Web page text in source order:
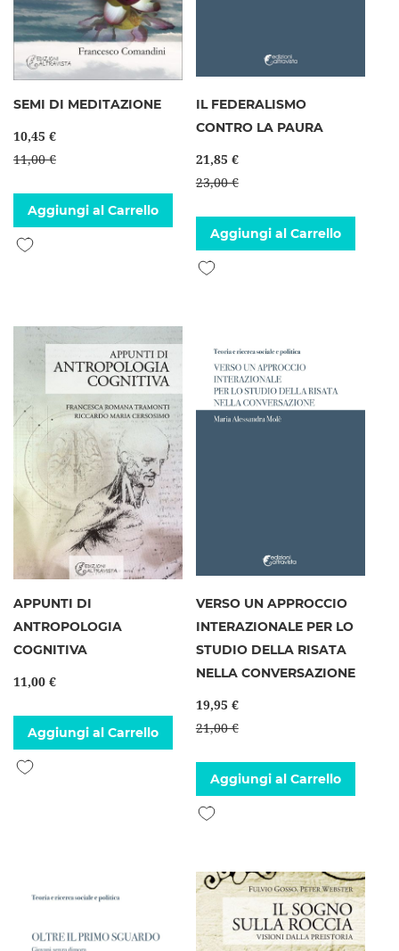
SEMI DI MEDITAZIONE
10,45 €
11,00 €
Aggiungi al Carrello
Aggiungi alla lista desideri
IL FEDERALISMO
CONTRO LA PAURA
21,85 €
23,00 €
Aggiungi al Carrello
Aggiungi alla lista desideri
APPUNTI DI
ANTROPOLOGIA
COGNITIVA
11,00 €
Aggiungi al Carrello
Aggiungi alla lista desideri
VERSO UN APPROCCIO
INTERAZIONALE PER LO
STUDIO DELLA RISATA
NELLA CONVERSAZIONE
19,95 €
21,00 €
Aggiungi al Carrello
Aggiungi alla lista desideri